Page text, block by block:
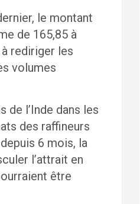
le montant
de 165,85 à
rediriger les
volumes
l’Inde dans les
des raffineurs
6 mois, la
l’attrait en
être